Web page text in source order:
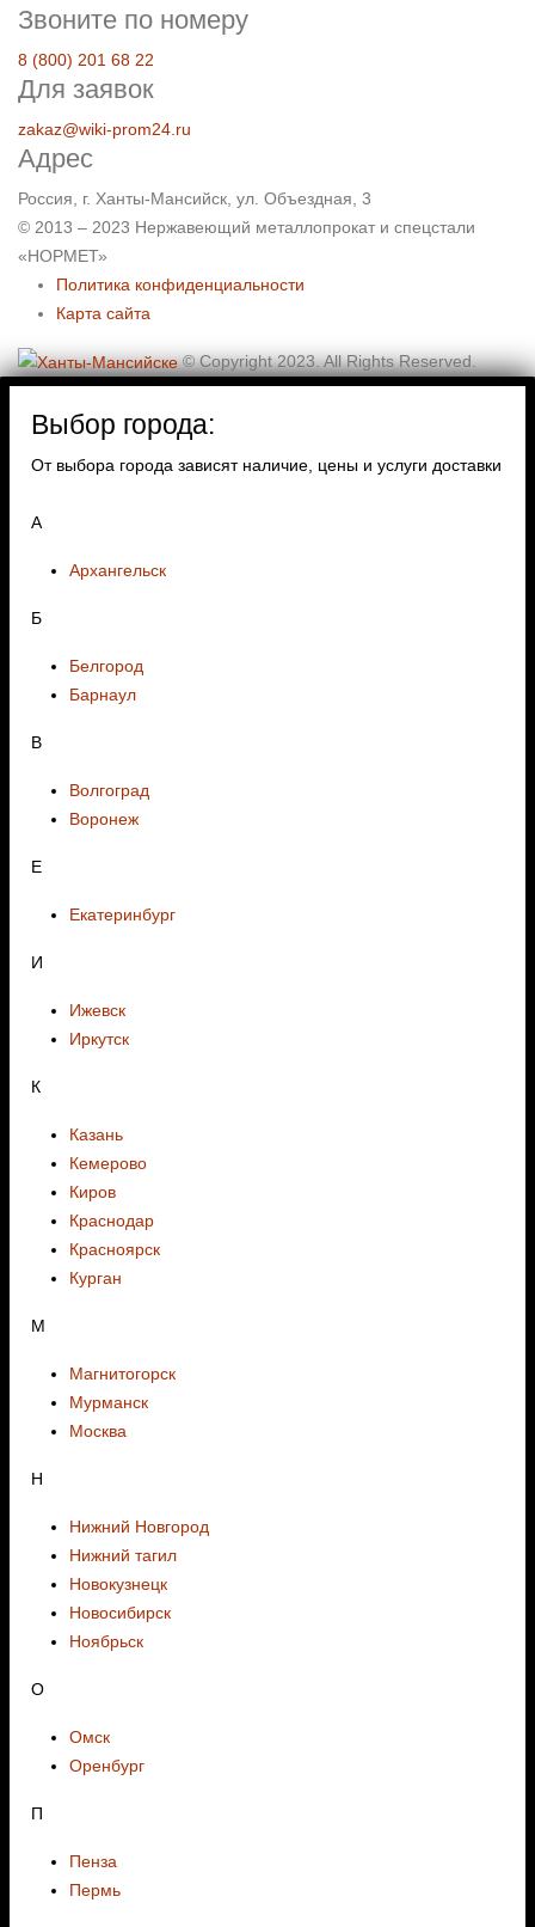
Звоните по номеру
8 (800) 201 68 22
Для заявок
zakaz@wiki-prom24.ru
Адрес
Россия, г. Ханты-Мансийск, ул. Объездная, 3
© 2013 – 2023 Нержавеющий металлопрокат и спецстали
«НОРМЕТ»
Политика конфиденциальности
Карта сайта
© Copyright 2023. All Rights Reserved.
Выбор города:
От выбора города зависят наличие, цены и услуги доставки
А
Архангельск
Б
Белгород
Барнаул
В
Волгоград
Воронеж
E
Екатеринбург
И
Ижевск
Иркутск
К
Казань
Кемерово
Киров
Краснодар
Красноярск
Курган
М
Магнитогорск
Мурманск
Москва
Н
Нижний Новгород
Нижний тагил
Новокузнецк
Новосибирск
Ноябрьск
О
Омск
Оренбург
П
Пенза
Пермь